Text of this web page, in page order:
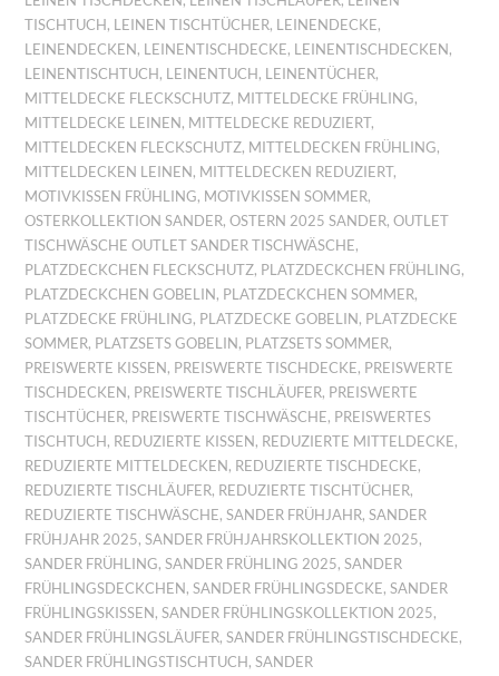
TISCHTUCH , LEINEN TISCHTÜCHER, LEINENDECKE,
LEINENDECKEN , LEINENTISCHDECKE, LEINENTISCHDECKEN ,
LEINENTISCHTUCH , LEINENTUCH , LEINENTÜCHER,
MITTELDECKE FLECKSCHUTZ, MITTELDECKE FRÜHLING,
MITTELDECKE LEINEN , MITTELDECKE REDUZIERT,
MITTELDECKEN FLECKSCHUTZ, MITTELDECKEN FRÜHLING,
MITTELDECKEN LEINEN , MITTELDECKEN REDUZIERT,
MOTIVKISSEN FRÜHLING, MOTIVKISSEN SOMMER,
OSTERKOLLEKTION SANDER,OSTERN 2025 SANDER,OUTLET
TISCHWÄSCHE OUTLET SANDER TISCHWÄSCHE,
PLATZDECKCHEN FLECKSCHUTZ, PLATZDECKCHEN FRÜHLING,
PLATZDECKCHEN GOBELIN , PLATZDECKCHEN SOMMER,
PLATZDECKE FRÜHLING, PLATZDECKE GOBELIN , PLATZDECKE
SOMMER, PLATZSETS GOBELIN , PLATZSETS SOMMER,
PREISWERTE KISSEN , PREISWERTE TISCHDECKE, PREISWERTE
TISCHDECKEN , PREISWERTE TISCHLÄUFER, PREISWERTE
TISCHTÜCHER, PREISWERTE TISCHWÄSCHE, PREISWERTES
TISCHTUCH , REDUZIERTE KISSEN , REDUZIERTE MITTELDECKE,
REDUZIERTE MITTELDECKEN , REDUZIERTE TISCHDECKE,
REDUZIERTE TISCHLÄUFER, REDUZIERTE TISCHTÜCHER,
REDUZIERTE TISCHWÄSCHE,SANDER FRÜHJAHR,SANDER
FRÜHJAHR 2025,SANDER FRÜHJAHRSKOLLEKTION 2025,
SANDER FRÜHLING,SANDER FRÜHLING 2025,SANDER
FRÜHLINGSDECKCHEN ,SANDER FRÜHLINGSDECKE,SANDER
FRÜHLINGSKISSEN ,SANDER FRÜHLINGSKOLLEKTION 2025,
SANDER FRÜHLINGSLÄUFER,SANDER FRÜHLINGSTISCHDECKE,
SANDER FRÜHLINGSTISCHTUCH ,SANDER